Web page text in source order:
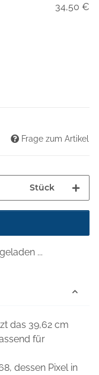
34,50 €
Frage zum Artikel
Stück
...
das 39,62 cm
für
dessen Pixel in